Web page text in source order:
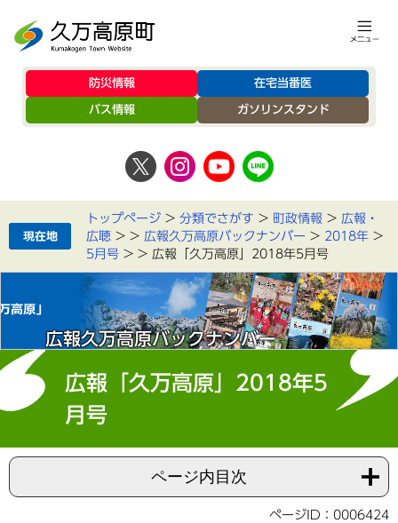
防災情報 在宅当番医
バス情報 ガソリンスタンド
トップページ > 分類でさがす > 町政情報 > 広報・
広聴 > > 広報久万高原バックナンバー > 2018年 >
5月号 > > 広報「久万高原」2018年5月号
広報久万高原バックナンバー
広報「久万高原」2018年5
月号
ページ内目次
ページID：0006424